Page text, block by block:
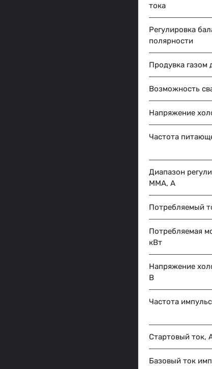
тока
Регулировка
полярности
Продувка газом
Возможность
Напряжение
Частота
Диапазон
MMA, A
Потребляемый
Потребляемая
кВт
Напряжение
В
Частота
Стартовый ток,
Базовый ток